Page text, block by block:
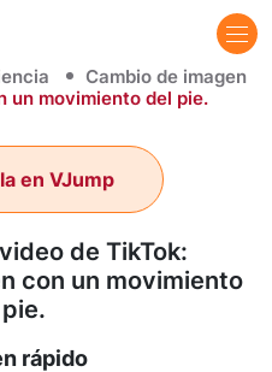
Cambio de imagen
un movimiento del pie.
de TikTok:
con un movimiento
en VJump
rápido